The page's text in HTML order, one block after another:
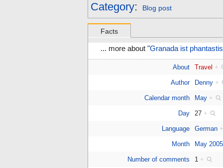
Category: Blog post
Facts
... more about "Granada ist
About Travel +
Author Denny +
Calendar month May +
Day 27 +
Language German
Month May 2005
Number of comments 1 +